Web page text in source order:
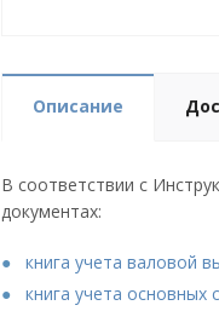
Описание
В соответствии с
документах:
книга учета валовой
книга учета основных